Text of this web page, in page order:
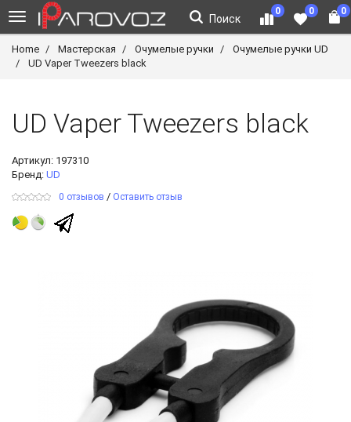
Поиск
0 0 0
Home Мастерская Очумелые ручки
Очумелые ручки UD
UD Vaper Tweezers black
UD Vaper Tweezers black
Артикул: 197310
Бренд: UD
0 отзывов / Оставить отзыв